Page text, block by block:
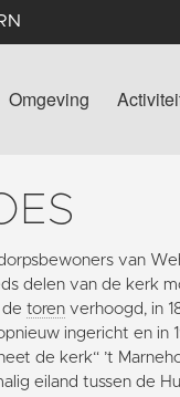
Omgeving
van
delen van de kerk
de toren verhoogd, in
ingericht en in
de kerk“ ’t
eiland tussen de